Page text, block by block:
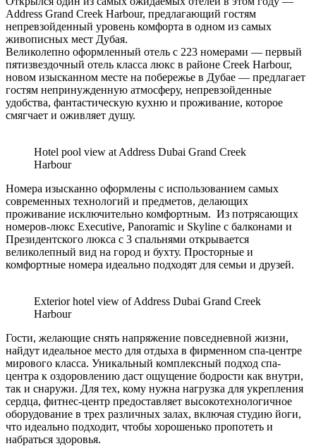
Address Grand Creek Harbour, предлагающий гостям
непревзойденный уровень комфорта в одном из самых
живописных мест Дубая.
Великолепно оформленный отель с 223 номерами — первый
пятизвездочный отель класса люкс в районе Creek Harbour,
новом изысканном месте на побережье в Дубае — предлагает
гостям непринужденную атмосферу, непревзойденные
удобства, фантастическую кухню и проживание, которое
смягчает и оживляет душу.
Hotel pool view at Address Dubai Grand Creek
Harbour
Номера изысканно оформлены с использованием самых
современных технологий и предметов, делающих
проживание исключительно комфортным. Из потрясающих
номеров-люкс Executive, Panoramic и Skyline с балконами и
Президентского люкса с 3 спальнями открывается
великолепный вид на город и бухту. Просторные и
комфортные номера идеально подходят для семьи и друзей.
Exterior hotel view of Address Dubai Grand Creek
Harbour
Гости, желающие снять напряжение повседневной жизни,
найдут идеальное место для отдыха в фирменном спа-центре
мирового класса. Уникальный комплексный подход спа-
центра к оздоровлению даст ощущение бодрости как внутри,
так и снаружи. Для тех, кому нужна нагрузка для укрепления
сердца, фитнес-центр предоставляет высокотехнологичное
оборудование в трех различных залах, включая студию йоги,
что идеально подходит, чтобы хорошенько пропотеть и
набраться здоровья.